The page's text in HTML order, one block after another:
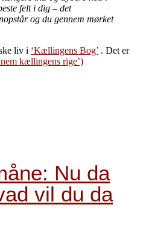
felt i dig – det
og du gennem mørket
liv i ‘Kællingens Bog’ . Det er
kællingens rige’)
Nu da
vil du da